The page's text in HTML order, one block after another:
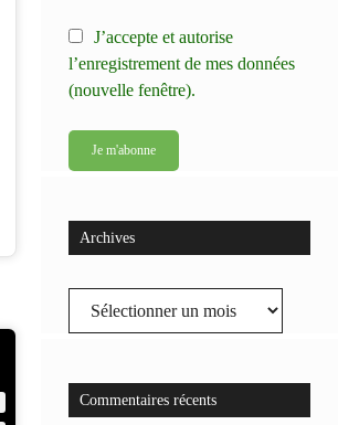
J’accepte et autorise
l’enregistrement de mes données
(nouvelle fenêtre).
Archives
Archives
Commentaires récents